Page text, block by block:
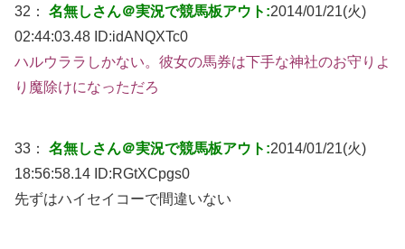
32： 名無しさん＠実況で競馬板アウト:2014/01/21(火)
02:44:03.48 ID:idANQXTc0
ハルウララしかない。彼女の馬券は下手な神社のお守りよ
り魔除けになっただろ
33： 名無しさん＠実況で競馬板アウト:2014/01/21(火)
18:56:58.14 ID:RGtXCpgs0
先ずはハイセイコーで間違いない